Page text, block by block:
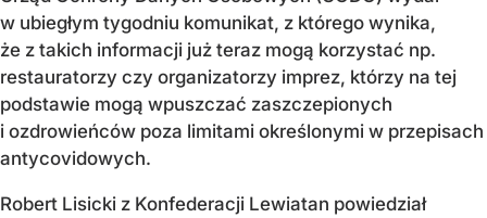
w ubiegłym tygodniu komunikat, z którego wynika,
że z takich informacji już teraz mogą korzystać np.
restauratorzy czy organizatorzy imprez, którzy na tej
podstawie mogą wpuszczać zaszczepionych
i ozdrowieńców poza limitami określonymi w przepisach
antycovidowych.
Robert Lisicki z Konfederacji Lewiatan powiedział